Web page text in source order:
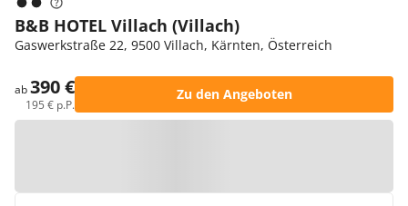
B&B HOTEL Villach (Villach)
Gaswerkstraße 22, 9500 Villach, Kärnten, Österreich
ab390 €
195 € p.P.
Zu den Angeboten